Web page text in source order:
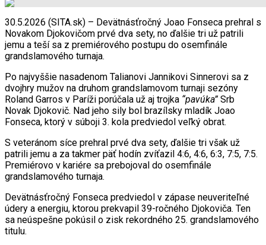
30.5.2026 (SITA.sk) – Devätnásťročný Joao Fonseca prehral s
Novakom Djokovičom prvé dva sety, no ďalšie tri už patrili
jemu a teší sa z premiérového postupu do osemfinále
grandslamového turnaja.
Po najvyššie nasadenom Talianovi Jannikovi Sinnerovi sa z
dvojhry mužov na druhom grandslamovom turnaji sezóny
Roland Garros v Paríži porúčala už aj trojka “pavúka”Srb
Novak Djokovič. Nad jeho sily bol brazílsky mladík Joao
Fonseca, ktorý v súboji 3. kola predviedol veľký obrat.
S veteránom síce prehral prvé dva sety, ďalšie tri však už
patrili jemu a za takmer päť hodín zvíťazil 4:6, 4:6, 6:3, 7:5, 7:5.
Premiérovo v kariére sa prebojoval do osemfinále
grandslamového turnaja.
Devätnásťročný Fonseca predviedol v zápase neuveriteľné
údery a energiu, ktorou prekvapil 39-ročného Djokoviča. Ten
sa neúspešne pokúsil o zisk rekordného 25. grandslamového
titulu.